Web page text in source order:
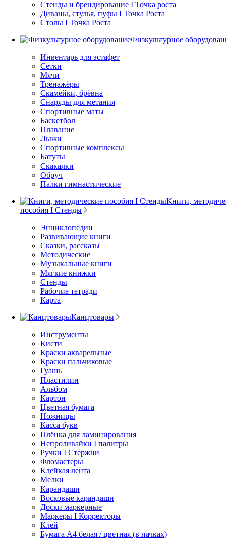
Стенды и брендирование I Точка роста
Диваны, стулья, пуфы I Точка Роста
Столы I Точка Роста
Физкультурное
Инвентарь для эстафет
Сетки
Мячи
Тренажёры
Скамейки, брёвна
Снаряды для метания
Спортивные маты
Баскетбол
Плавание
Лыжи
Спортивные комплексы
Батуты
Скакалки
Обруч
Палки гимнастические
Книги,
пособия I Стенды
Энциклопедии
Развивающие книги
Сказки, рассказы
Методические
Музыкальные книги
Мягкие книжки
Стенды
Рабочие тетради
Карта
Канцтовары
Инструменты
Кисти
Краски акварельные
Краски пальчиковые
Гуашь
Пластилин
Альбом
Картон
Цветная бумага
Ножницы
Касса букв
Плёнка для ламинирования
Непроливайки I палитры
Ручки I Стержни
Фломастеры
Клейкая лента
Мелки
Карандаши
Восковые карандаши
Доски маркерные
Маркеры I Корректоры
Клей
Бумага А4 белая / цветная (в пачках)